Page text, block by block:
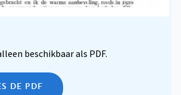
beschikbaar als PDF.
DE PDF